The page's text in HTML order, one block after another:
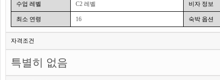
수업 레벨 C2 레벨 비자 정보
최소 연령 16 숙박 옵션
자격조건
특별히 없음